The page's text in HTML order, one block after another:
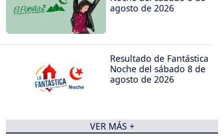
agosto de 2026
Resultado de Fantástica
Noche del sábado 8 de
agosto de 2026
VER MÁS +